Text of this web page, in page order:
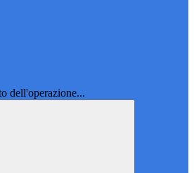
dell'operazione...